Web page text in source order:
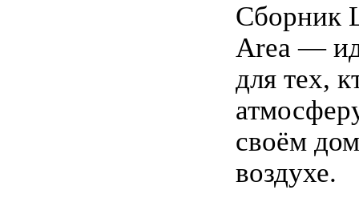
Сборник
Area —
для тех,
своём
воздухе.